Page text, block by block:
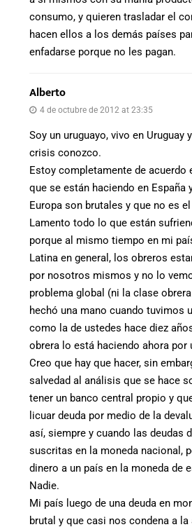
consumo, y quieren trasladar el
hacen ellos a los demás países
enfadarse porque no les pagan.
Alberto
4 de octubre de 2012 at 23:35
Soy un uruguayo, vivo en Uruguay
crisis conozco.
Estoy completamente de acuerdo
que se están haciendo en España
Europa son brutales y que no es
Lamento todo lo que están
porque al mismo tiempo en mi
Latina en general, los obreros
por nosotros mismos y no lo
problema global (ni la clase
hechó una mano cuando tuvimos
como la de ustedes hace diez
obrera lo está haciendo ahora por
Creo que hay que hacer, sin
salvedad al análisis que se hace
tener un banco central propio y
licuar deuda por medio de la
así, siempre y cuando las deudas
suscritas en la moneda nacional,
dinero a un país en la moneda de
Nadie.
Mi país luego de una deuda en
brutal y que casi nos condena a